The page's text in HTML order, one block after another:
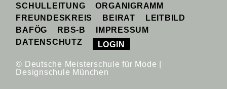
SCHULLEITUNG
ORGANIGRAMM
FREUNDESKREIS
BEIRAT
LEITBILD
BAFÖG
RBS-B
IMPRESSUM
DATENSCHUTZ
LOGIN
© Deutsche Meisterschule für Mode |
Designschule München